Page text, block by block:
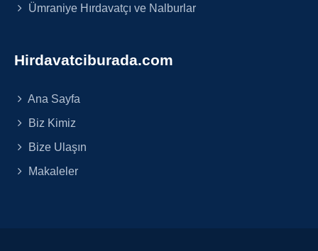
Ümraniye Hırdavatçı ve Nalburlar
Hirdavatciburada.com
Ana Sayfa
Biz Kimiz
Bize Ulaşın
Makaleler